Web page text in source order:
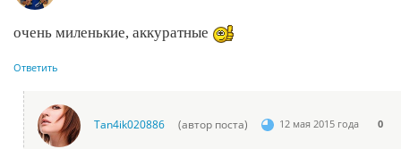
очень миленькие, аккуратные
Ответить
Tan4ik020886 (автор поста) 12 мая 2015 года 0